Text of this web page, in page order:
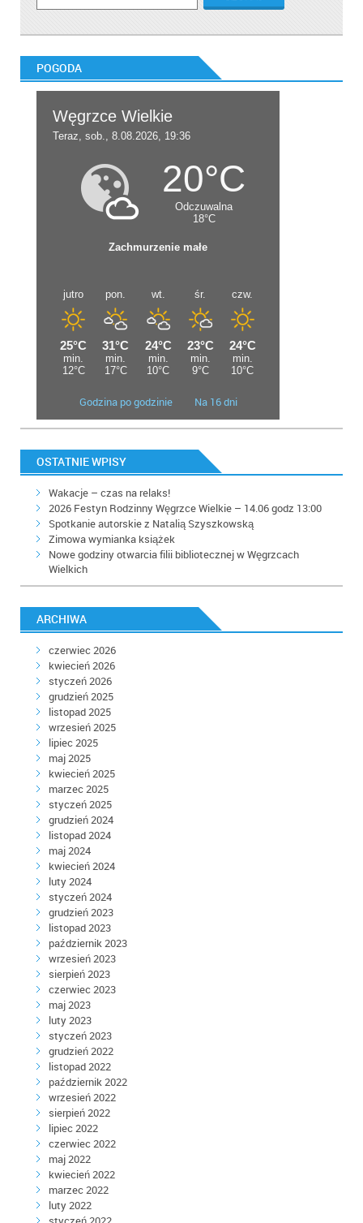
POGODA
Godzina po godzinie Na 16 dni
OSTATNIE WPISY
Wakacje – czas na relaks!
2026 Festyn Rodzinny Węgrzce Wielkie – 14.06 godz 13:00
Spotkanie autorskie z Natalią Szyszkowską
Zimowa wymianka książek
Nowe godziny otwarcia filii bibliotecznej w Węgrzcach
Wielkich
ARCHIWA
czerwiec 2026
kwiecień 2026
styczeń 2026
grudzień 2025
listopad 2025
wrzesień 2025
lipiec 2025
maj 2025
kwiecień 2025
marzec 2025
styczeń 2025
grudzień 2024
listopad 2024
maj 2024
kwiecień 2024
luty 2024
styczeń 2024
grudzień 2023
listopad 2023
październik 2023
wrzesień 2023
sierpień 2023
czerwiec 2023
maj 2023
luty 2023
styczeń 2023
grudzień 2022
listopad 2022
październik 2022
wrzesień 2022
sierpień 2022
lipiec 2022
czerwiec 2022
maj 2022
kwiecień 2022
marzec 2022
luty 2022